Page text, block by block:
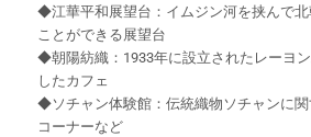
◆江華平和展望台：イムジン河を挟んで
ことができる展望台
◆朝陽紡織：1933年に設立されたレーヨ
したカフェ
◆ソチャン体験館：伝統織物ソチャンに
コーナーなど